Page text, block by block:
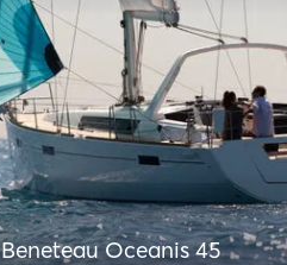
Beneteau Oceanis 45